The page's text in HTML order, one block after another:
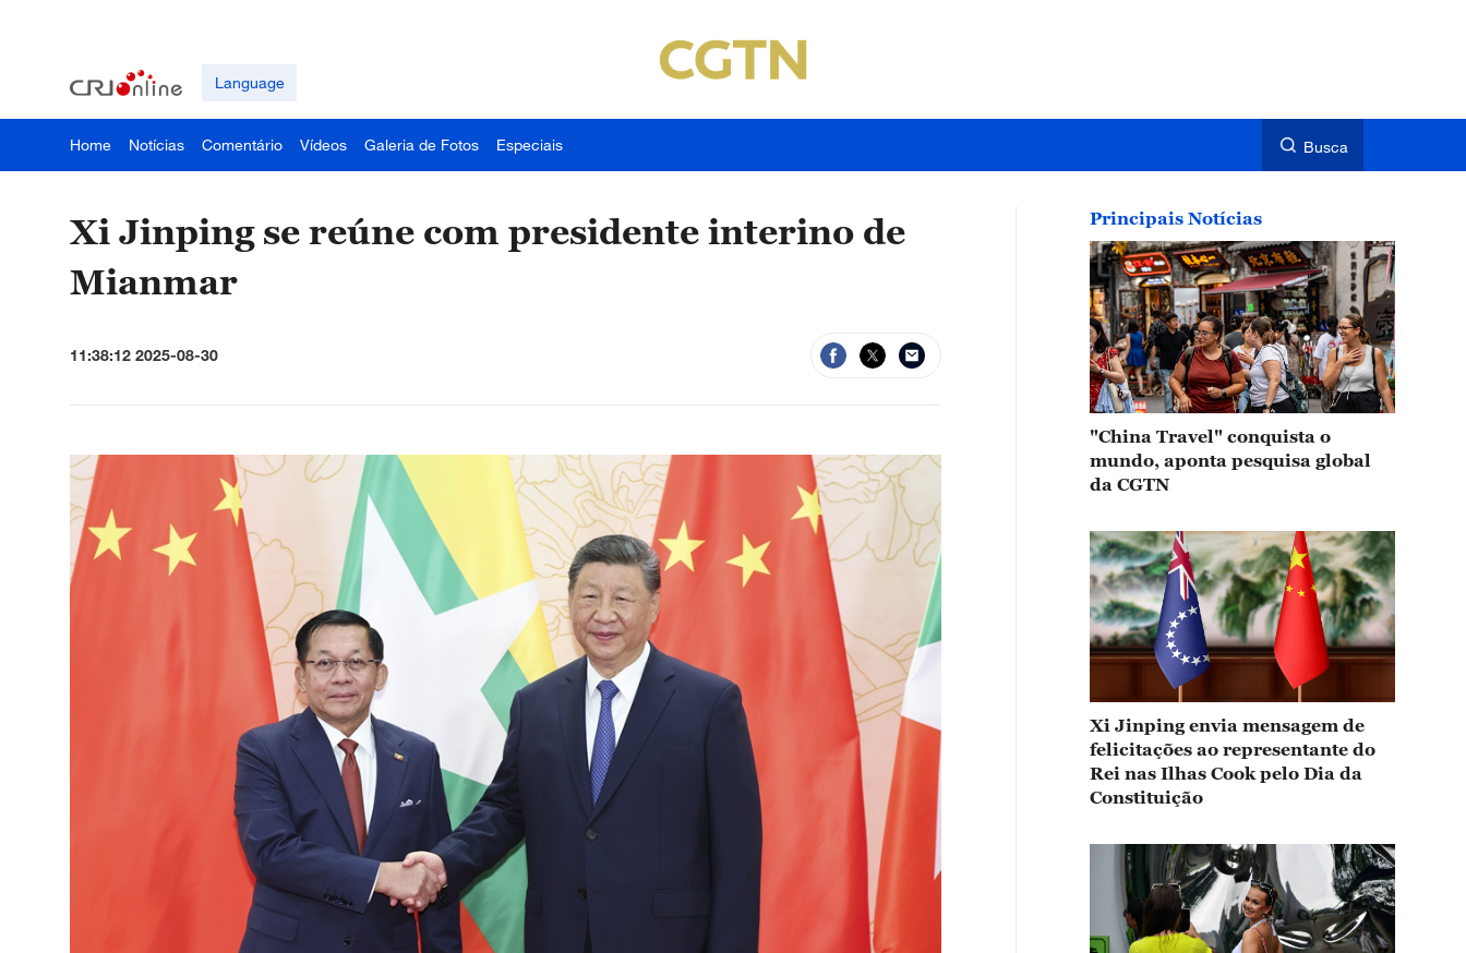
Language
Home Notícias Comentário Vídeos Galeria de Fotos Especiais Busca
Xi Jinping se reúne com presidente interino de
Mianmar
11:38:12 2025-08-30
Principais Notícias
"China Travel" conquista o
mundo, aponta pesquisa global
da CGTN
Xi Jinping envia mensagem de
felicitações ao representante do
Rei nas Ilhas Cook pelo Dia da
Constituição